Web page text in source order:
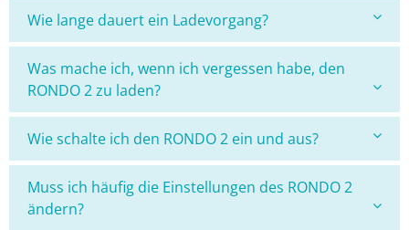
Wie lange dauert ein Ladevorgang?
Was mache ich, wenn ich vergessen habe, den
RONDO 2 zu laden?
Wie schalte ich den RONDO 2 ein und aus?
Muss ich häufig die Einstellungen des RONDO 2
ändern?